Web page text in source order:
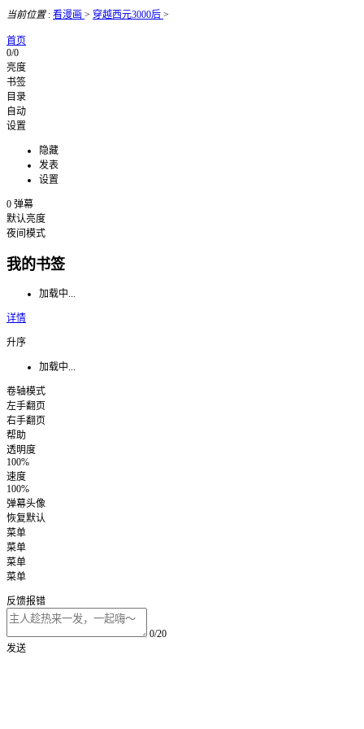
当前位置: 看漫画 > 穿越西元3000后 >
首页
0/0
亮度
书签
目录
自动
设置
隐藏
发表
设置
0 弹幕
默认亮度
夜间模式
我的书签
加载中...
详情
升序
加载中...
卷轴模式
左手翻页
右手翻页
帮助
透明度
100%
速度
100%
弹幕头像
恢复默认
菜单
菜单
菜单
菜单
反馈报错
0/20
发送